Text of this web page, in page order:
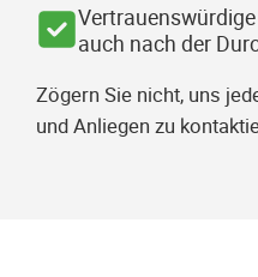
auch nach der
Zögern Sie nicht, uns
und Anliegen zu